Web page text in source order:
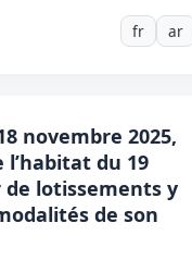
fr ar
novembre 2025,
du 19
de lotissements y
de son